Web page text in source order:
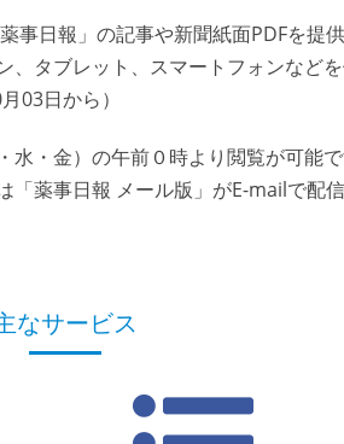
事日報」の記事や新聞紙面PDFを提
タブレット、スマートフォンなど
03日から）
・金）の午前０時より閲覧が可能
薬事日報 メール版」がE-mailで配信
なサービス